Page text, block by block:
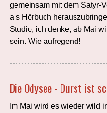
gemeinsam mit dem Satyr-
als Hörbuch
Studio, ich denke, ab Mai
sein. Wie aufregend!
Die Odysee - Durst ist
Im Mai wird es wieder wild